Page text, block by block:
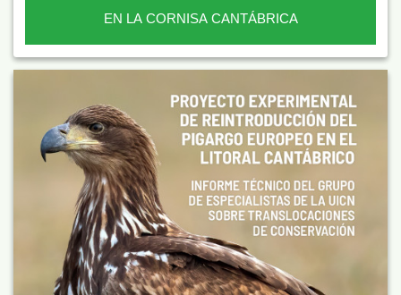
EN LA CORNISA CANTÁBRICA